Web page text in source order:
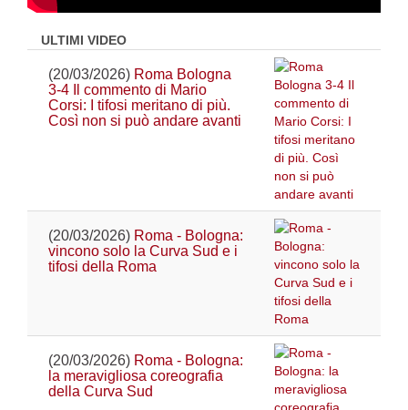
ULTIMI VIDEO
(20/03/2026) Roma Bologna
3-4 Il commento di Mario
Corsi: I tifosi meritano di più.
Così non si può andare avanti
(20/03/2026) Roma - Bologna:
vincono solo la Curva Sud e i
tifosi della Roma
(20/03/2026) Roma - Bologna:
la meravigliosa coreografia
della Curva Sud